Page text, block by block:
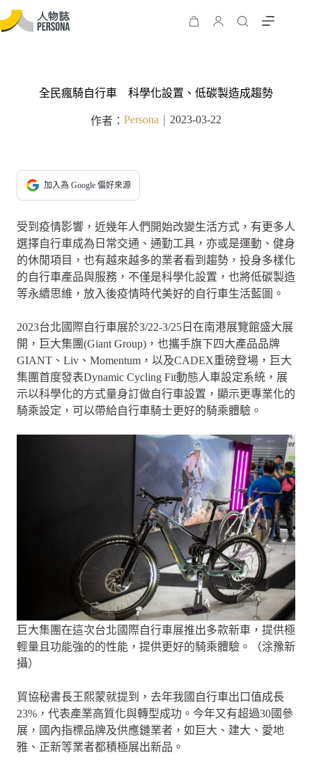
全民瘋騎自行車 科學化設置、低碳製造成趨勢
作者： Persona 2023-03-22
加入為 Google 偏好來源
受到疫情影響，近幾年人們開始改變生活方式，有更多人
選擇自行車成為日常交通、通勤工具，亦或是運動、健身
的休閒項目，也有越來越多的業者看到趨勢，投身多樣化
的自行車產品與服務，不僅是科學化設置，也將低碳製造
等永續思維，放入後疫情時代美好的自行車生活藍圖。
2023台北國際自行車展於3/22-3/25日在南港展覽館盛大展
開，巨大集團(Giant Group)，也攜手旗下四大產品品牌
GIANT、Liv、Momentum，以及CADEX重磅登場，巨大
集團首度發表Dynamic Cycling Fit動態人車設定系統，展
示以科學化的方式量身訂做自行車設置，顯示更專業化的
騎乘設定，可以帶給自行車騎士更好的騎乘體驗。
巨大集團在這次台北國際自行車展推出多款新車，提供極
輕量且功能強的的性能，提供更好的騎乘體驗。（涂豫新
攝）
貿協秘書長王熙蒙就提到，去年我國自行車出口值成長
23%，代表產業高質化與轉型成功。今年又有超過30國參
展，國內指標品牌及供應鏈業者，如巨大、建大、愛地
雅、正新等業者都積極展出新品。